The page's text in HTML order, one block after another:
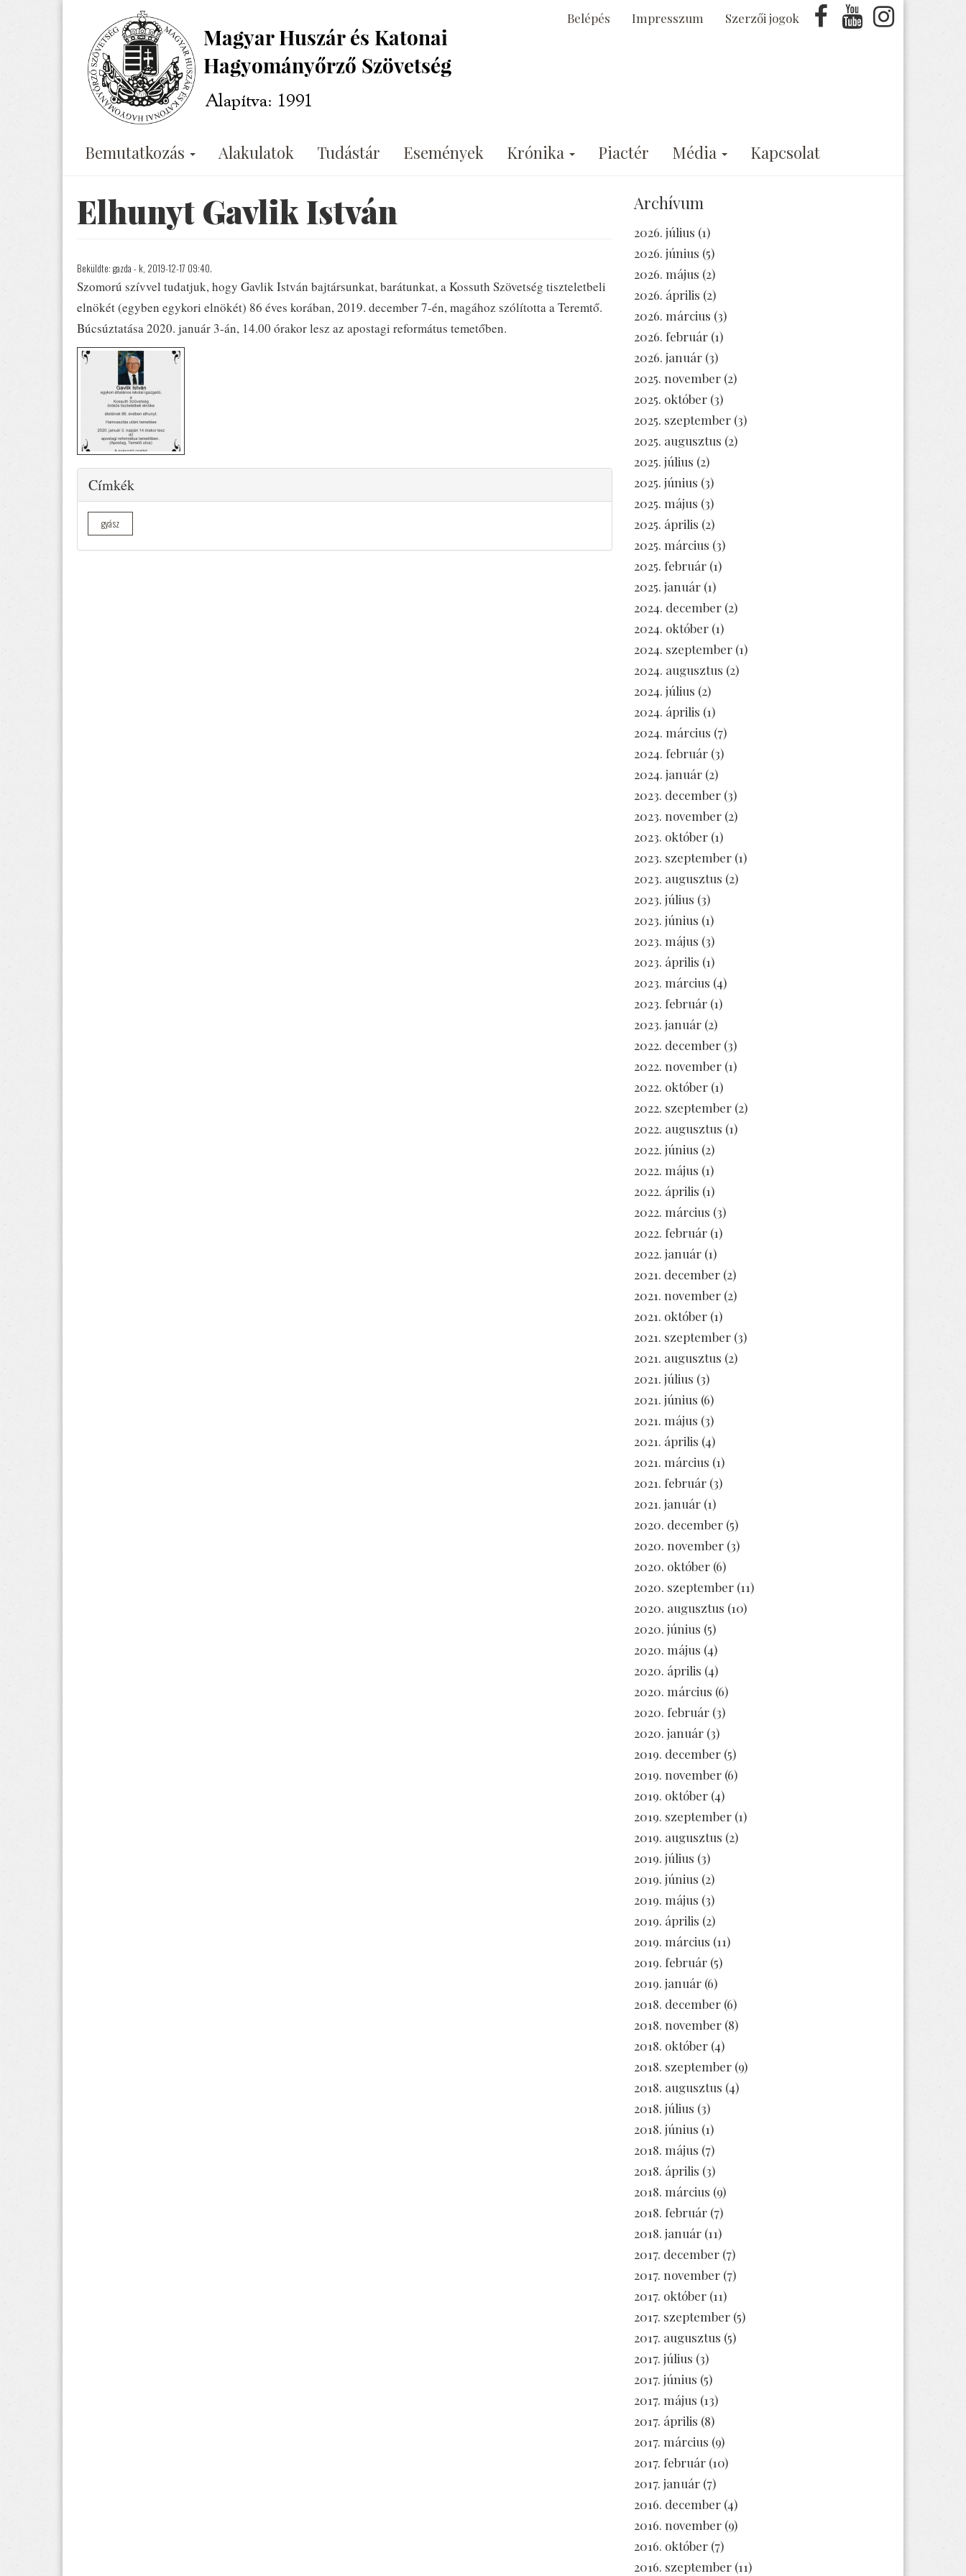
Belépés Impresszum Szerzői jogok
Bemutatkozás Alakulatok Tudástár Események Krónika Piactér Média Kapcsolat
Elhunyt Gavlik István
Beküldte: gazda - k, 2019-12-17 09:40.
Szomorú szívvel tudatjuk, hogy Gavlik István bajtársunkat, barátunkat, a Kossuth Szövetség tiszteletbeli
elnökét (egyben egykori elnökét) 86 éves korában, 2019. december 7-én, magához szólította a Teremtő.
Búcsúztatása 2020. január 3-án, 14.00 órakor lesz az apostagi református temetőben.
Elrejtés
Címkék
gyász
Archívum
2026. július (1)
2026. június (5)
2026. május (2)
2026. április (2)
2026. március (3)
2026. február (1)
2026. január (3)
2025. november (2)
2025. október (3)
2025. szeptember (3)
2025. augusztus (2)
2025. július (2)
2025. június (3)
2025. május (3)
2025. április (2)
2025. március (3)
2025. február (1)
2025. január (1)
2024. december (2)
2024. október (1)
2024. szeptember (1)
2024. augusztus (2)
2024. július (2)
2024. április (1)
2024. március (7)
2024. február (3)
2024. január (2)
2023. december (3)
2023. november (2)
2023. október (1)
2023. szeptember (1)
2023. augusztus (2)
2023. július (3)
2023. június (1)
2023. május (3)
2023. április (1)
2023. március (4)
2023. február (1)
2023. január (2)
2022. december (3)
2022. november (1)
2022. október (1)
2022. szeptember (2)
2022. augusztus (1)
2022. június (2)
2022. május (1)
2022. április (1)
2022. március (3)
2022. február (1)
2022. január (1)
2021. december (2)
2021. november (2)
2021. október (1)
2021. szeptember (3)
2021. augusztus (2)
2021. július (3)
2021. június (6)
2021. május (3)
2021. április (4)
2021. március (1)
2021. február (3)
2021. január (1)
2020. december (5)
2020. november (3)
2020. október (6)
2020. szeptember (11)
2020. augusztus (10)
2020. június (5)
2020. május (4)
2020. április (4)
2020. március (6)
2020. február (3)
2020. január (3)
2019. december (5)
2019. november (6)
2019. október (4)
2019. szeptember (1)
2019. augusztus (2)
2019. július (3)
2019. június (2)
2019. május (3)
2019. április (2)
2019. március (11)
2019. február (5)
2019. január (6)
2018. december (6)
2018. november (8)
2018. október (4)
2018. szeptember (9)
2018. augusztus (4)
2018. július (3)
2018. június (1)
2018. május (7)
2018. április (3)
2018. március (9)
2018. február (7)
2018. január (11)
2017. december (7)
2017. november (7)
2017. október (11)
2017. szeptember (5)
2017. augusztus (5)
2017. július (3)
2017. június (5)
2017. május (13)
2017. április (8)
2017. március (9)
2017. február (10)
2017. január (7)
2016. december (4)
2016. november (9)
2016. október (7)
2016. szeptember (11)